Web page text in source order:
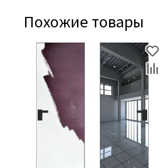
Похожие товары